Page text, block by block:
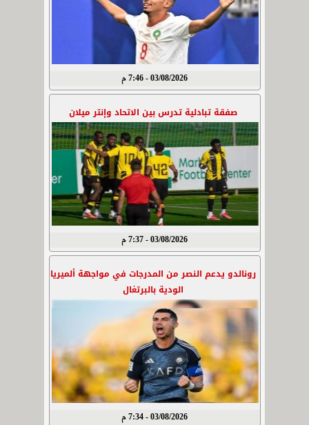
03/08/2026 - 7:46 م
صفقة تبادلية تدرس بين الاتحاد وإنتر ميلان
03/08/2026 - 7:37 م
رونالدو يدعم النصر من المدرجات في مواجهة ألميريا
الودية بالبرتغال
03/08/2026 - 7:34 م